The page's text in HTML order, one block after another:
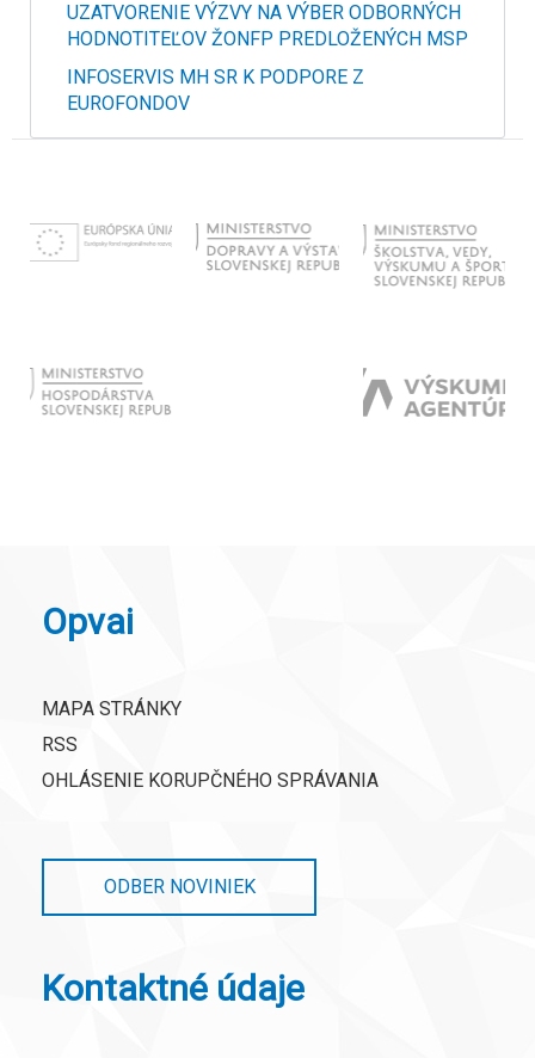
UZATVORENIE VÝZVY NA VÝBER ODBORNÝCH
HODNOTITEĽOV ŽONFP PREDLOŽENÝCH MSP
INFOSERVIS MH SR K PODPORE Z
EUROFONDOV
Opvai
MAPA STRÁNKY
RSS
OHLÁSENIE KORUPČNÉHO SPRÁVANIA
ODBER NOVINIEK
Kontaktné údaje